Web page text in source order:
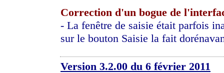
Correction d'un bogue de
- La fenêtre de saisie était parfois
sur le bouton Saisie la fait
Version 3.2.00 du 6 février 2011